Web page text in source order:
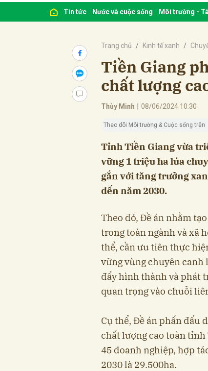
Tin tức Nước và cuộc sống Môi trường -
Trang chủ Kinh tế xanh
Tiền Giang
chất lượng
Thùy Minh 08/06/2024 10:30
Theo dõi Môi trường & Cuộc sống trên
Tỉnh Tiền Giang vừa
vững 1 triệu ha lúa
gắn với tăng trưởng
đến năm 2030.
Theo đó, Đề án nhằm
trong toàn ngành và xã
thể, cần ưu tiên thực
vững vùng chuyên canh
đẩy hình thành và phát
quan trọng vào chuỗi
Cụ thể, Đề án phấn đấu
chất lượng cao toàn tỉnh
45 doanh nghiệp, hợp
2030 là 29.500ha.